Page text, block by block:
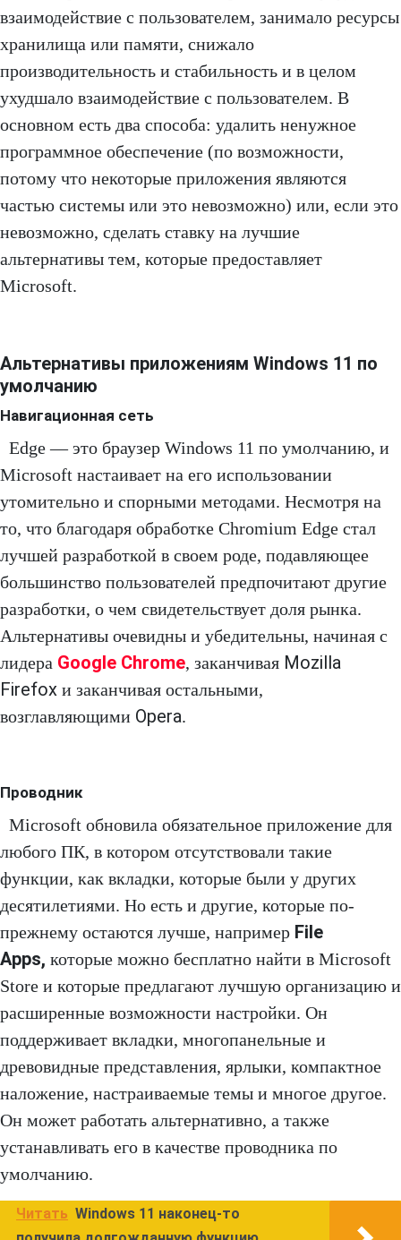
взаимодействие с пользователем, занимало ресурсы
хранилища или памяти, снижало
производительность и стабильность и в целом
ухудшало взаимодействие с пользователем. В
основном есть два способа: удалить ненужное
программное обеспечение (по возможности,
потому что некоторые приложения являются
частью системы или это невозможно) или, если это
невозможно, сделать ставку на лучшие
альтернативы тем, которые предоставляет
Microsoft.
Альтернативы приложениям Windows 11 по
умолчанию
Навигационная сеть
Edge — это браузер Windows 11 по умолчанию, и
Microsoft настаивает на его использовании
утомительно и спорными методами. Несмотря на
то, что благодаря обработке Chromium Edge стал
лучшей разработкой в своем роде, подавляющее
большинство пользователей предпочитают другие
разработки, о чем свидетельствует доля рынка.
Альтернативы очевидны и убедительны, начиная с
лидера Google Chrome, заканчивая Mozilla
Firefox и заканчивая остальными,
возглавляющими Opera.
Проводник
Microsoft обновила обязательное приложение для
любого ПК, в котором отсутствовали такие
функции, как вкладки, которые были у других
десятилетиями. Но есть и другие, которые по-
прежнему остаются лучше, например File
Apps, которые можно бесплатно найти в Microsoft
Store и которые предлагают лучшую организацию и
расширенные возможности настройки. Он
поддерживает вкладки, многопанельные и
древовидные представления, ярлыки, компактное
наложение, настраиваемые темы и многое другое.
Он может работать альтернативно, а также
устанавливать его в качестве проводника по
умолчанию.
Читать Windows 11 наконец-то